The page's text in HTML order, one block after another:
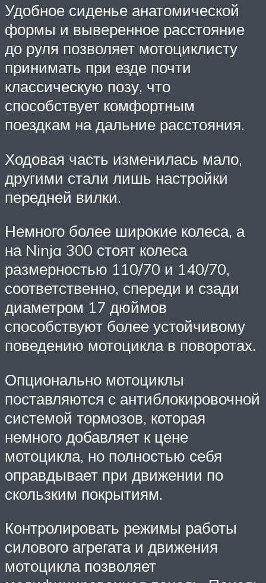
Удобное сиденье анатомической
формы и выверенное расстояние
до руля позволяет мотоциклисту
принимать при езде почти
классическую позу, что
способствует комфортным
поездкам на дальние расстояния.
Ходовая часть изменилась мало,
другими стали лишь настройки
передней вилки.
Немного более широкие колеса, а
на Ninja 300 стоят колеса
размерностью 110/70 и 140/70,
соответственно, спереди и сзади
диаметром 17 дюймов
способствуют более устойчивому
поведению мотоцикла в поворотах.
Опционально мотоциклы
поставляются с антиблокировочной
системой тормозов, которая
немного добавляет к цене
мотоцикла, но полностью себя
оправдывает при движении по
скользким покрытиям.
Контролировать режимы работы
силового агрегата и движения
мотоцикла позволяет